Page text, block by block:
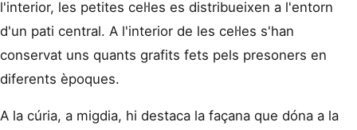
l'interior, les petites cel·les es distribueixen a l'entorn
d'un pati central. A l'interior de les cel·les s'han
conservat uns quants grafits fets pels presoners en
diferents èpoques.
A la cúria, a migdia, hi destaca la façana que dóna a la